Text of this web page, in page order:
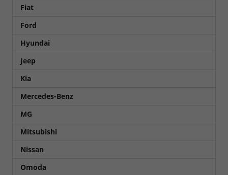
Fiat
Ford
Hyundai
Jeep
Kia
Mercedes-Benz
MG
Mitsubishi
Nissan
Omoda